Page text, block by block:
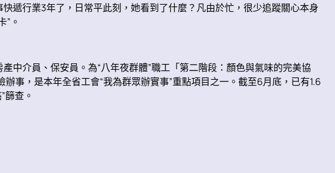
行業3年了，日常平此刻，她看到了什麼？凡由於忙，很少追蹤關心本身
”。
中介員、保安員。為“八年夜群體”職工「第二階段：顏色與氣味的完美協
事，是本年全省工會“我為群眾辦實事”重點項目之一。截至6月底，已有1.6
篩查。